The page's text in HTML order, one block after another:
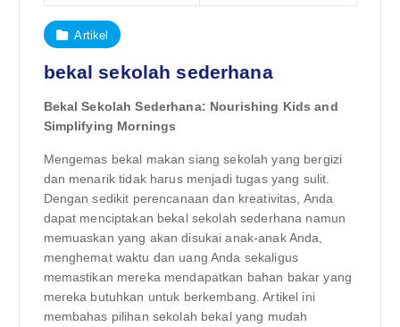
Artikel
bekal sekolah sederhana
Bekal Sekolah Sederhana: Nourishing Kids and
Simplifying Mornings
Mengemas bekal makan siang sekolah yang bergizi
dan menarik tidak harus menjadi tugas yang sulit.
Dengan sedikit perencanaan dan kreativitas, Anda
dapat menciptakan bekal sekolah sederhana namun
memuaskan yang akan disukai anak-anak Anda,
menghemat waktu dan uang Anda sekaligus
memastikan mereka mendapatkan bahan bakar yang
mereka butuhkan untuk berkembang. Artikel ini
membahas pilihan sekolah bekal yang mudah